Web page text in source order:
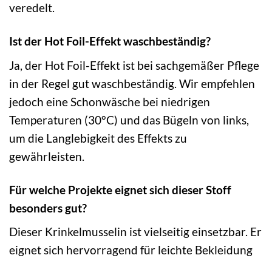
veredelt.
Ist der Hot Foil-Effekt waschbeständig?
Ja, der Hot Foil-Effekt ist bei sachgemäßer Pflege
in der Regel gut waschbeständig. Wir empfehlen
jedoch eine Schonwäsche bei niedrigen
Temperaturen (30°C) und das Bügeln von links,
um die Langlebigkeit des Effekts zu
gewährleisten.
Für welche Projekte eignet sich dieser Stoff
besonders gut?
Dieser Krinkelmusselin ist vielseitig einsetzbar. Er
eignet sich hervorragend für leichte Bekleidung